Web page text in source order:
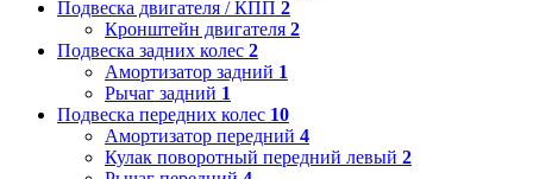
Подвеска двигателя / КПП 2
Кронштейн двигателя 2
Подвеска задних колес 2
Амортизатор задний 1
Рычаг задний 1
Подвеска передних колес 10
Амортизатор передний 4
Кулак поворотный передний левый 2